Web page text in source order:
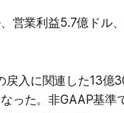
業利益5.7億ドル
入に関連した13億
った。非GAAP基